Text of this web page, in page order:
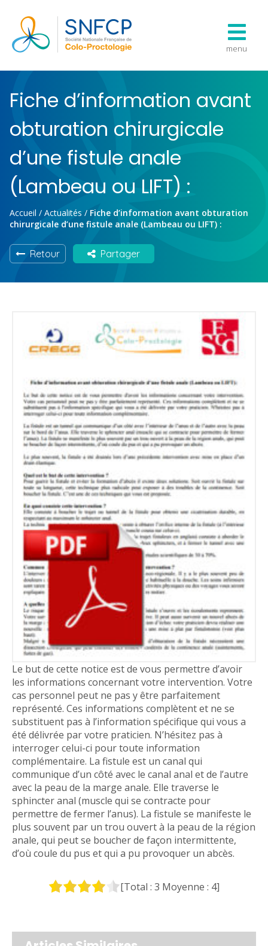
menu
Fiche d’information avant
obturation chirurgicale
d’une fistule anale
(Lambeau ou LIFT) :
Accueil / Actualités / Fiche d’information avant obturation
chirurgicale d’une fistule anale (Lambeau ou LIFT) :
Retour Partager
Le but de cette notice est de vous permettre d’avoir
les informations concernant votre intervention. Votre
cas personnel peut ne pas y être parfaitement
représenté. Ces informations complètent et ne se
substituent pas à l’information spécifique qui vous a
été délivrée par votre praticien. N’hésitez pas à
interroger celui-ci pour toute information
complémentaire. La fistule est un canal qui
communique d’un côté avec le canal anal et de l’autre
avec la peau de la marge anale. Elle traverse le
sphincter anal (muscle qui se contracte pour
permettre de fermer l’anus). La fistule se manifeste le
plus souvent par un trou ouvert à la peau de la région
anale, qui peut se boucher de façon intermittente,
d’où coule du pus et qui a pu provoquer un abcès.
[Total : 3 Moyenne : 4]